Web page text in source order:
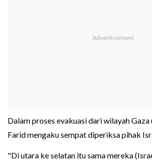
Dalam proses evakuasi dari wilayah Gaza
Farid mengaku sempat diperiksa pihak
"Di utara ke selatan itu sama mereka